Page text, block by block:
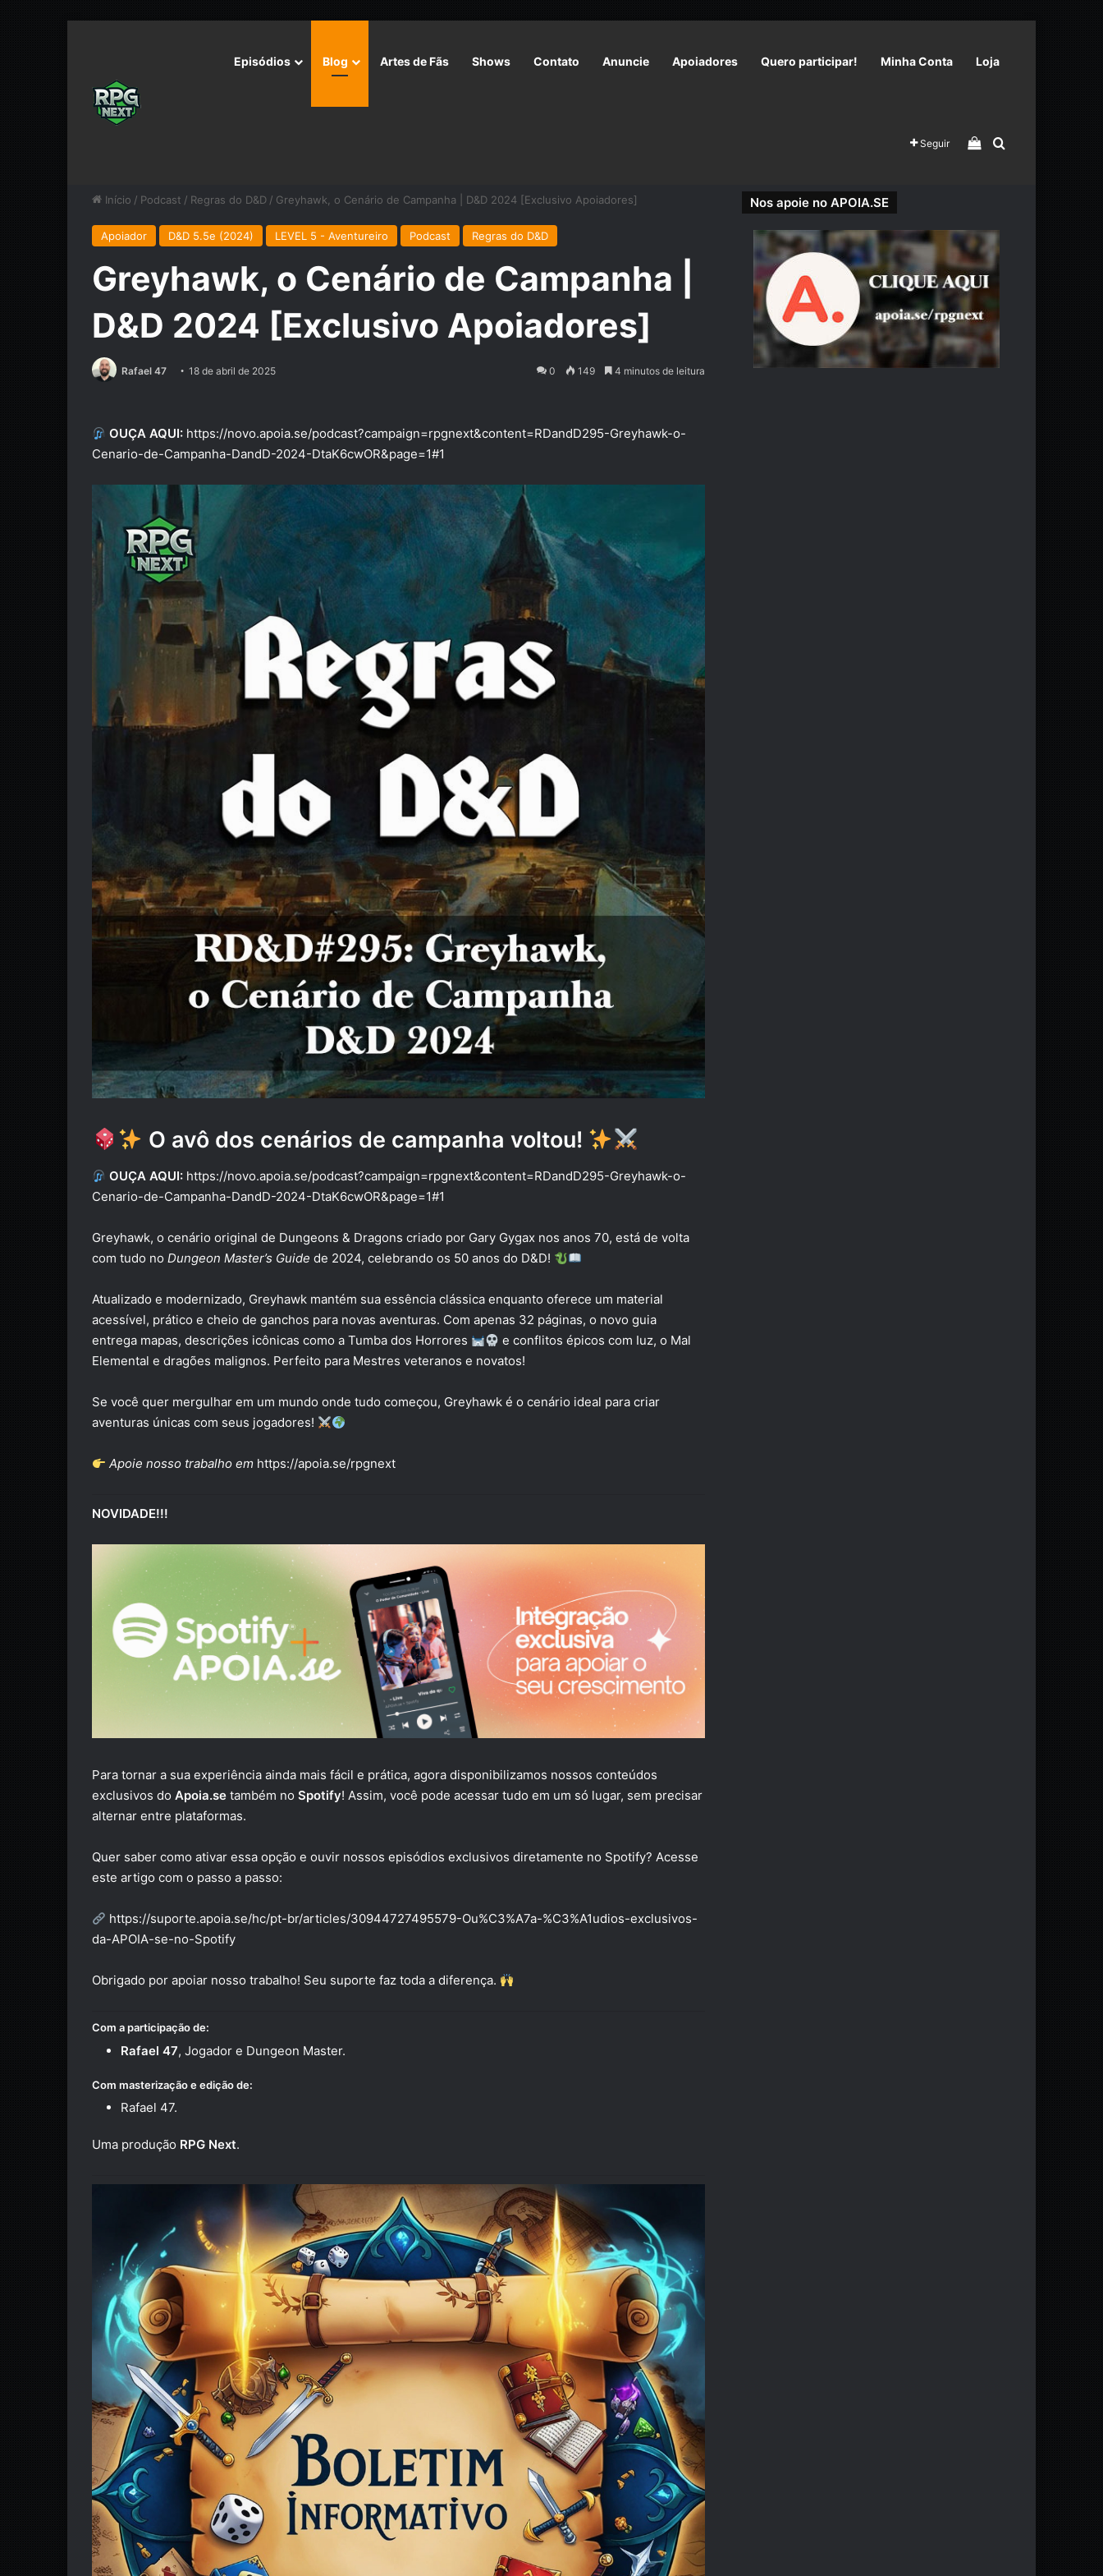
Episódios Blog Artes de Fãs Shows Contato Anuncie Apoiadores Quero participar! Minha Conta Loja
Seguir Veja seu carrinho
Procurar por
Início / Podcast / Regras do D&D / Greyhawk, o Cenário de Campanha | D&D 2024 [Exclusivo Apoiadores]
Apoiador D&D 5.5e (2024) LEVEL 5 - Aventureiro Podcast Regras do D&D
Greyhawk, o Cenário de Campanha |
D&D 2024 [Exclusivo Apoiadores]
Rafael 47 18 de abril de 2025 0 149 4 minutos de leitura
OUÇA AQUI: https://novo.apoia.se/podcast?campaign=rpgnext&content=RDandD295-Greyhawk-o-
Cenario-de-Campanha-DandD-2024-DtaK6cwOR&page=1#1
O avô dos cenários de campanha voltou!
OUÇA AQUI: https://novo.apoia.se/podcast?campaign=rpgnext&content=RDandD295-Greyhawk-o-
Cenario-de-Campanha-DandD-2024-DtaK6cwOR&page=1#1
Greyhawk, o cenário original de Dungeons & Dragons criado por Gary Gygax nos anos 70, está de volta
com tudo no Dungeon Master’s Guide de 2024, celebrando os 50 anos do D&D!
Atualizado e modernizado, Greyhawk mantém sua essência clássica enquanto oferece um material
acessível, prático e cheio de ganchos para novas aventuras. Com apenas 32 páginas, o novo guia
entrega mapas, descrições icônicas como a Tumba dos Horrores
e conflitos épicos com Iuz, o Mal
Elemental e dragões malignos. Perfeito para Mestres veteranos e novatos!
Se você quer mergulhar em um mundo onde tudo começou, Greyhawk é o cenário ideal para criar
aventuras únicas com seus jogadores!
Apoie nosso trabalho em https://apoia.se/rpgnext
NOVIDADE!!!
Para tornar a sua experiência ainda mais fácil e prática, agora disponibilizamos nossos conteúdos
exclusivos do Apoia.se também no Spotify! Assim, você pode acessar tudo em um só lugar, sem precisar
alternar entre plataformas.
Quer saber como ativar essa opção e ouvir nossos episódios exclusivos diretamente no Spotify? Acesse
este artigo com o passo a passo:
https://suporte.apoia.se/hc/pt-br/articles/30944727495579-Ou%C3%A7a-%C3%A1udios-exclusivos-
da-APOIA-se-no-Spotify
Obrigado por apoiar nosso trabalho! Seu suporte faz toda a diferença.
Com a participação de:
Rafael 47, Jogador e Dungeon Master.
Com masterização e edição de:
Rafael 47.
Uma produção RPG Next.
Nos apoie no APOIA.SE